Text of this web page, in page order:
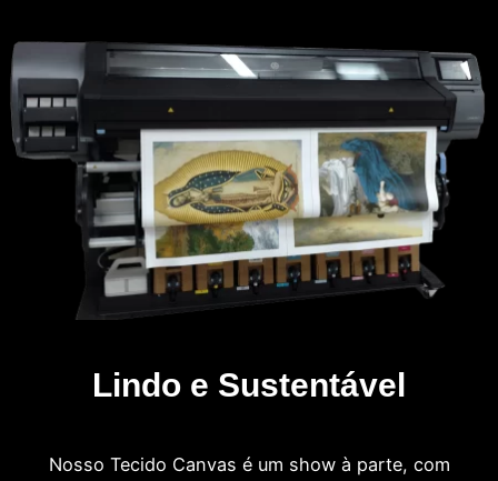
Lindo e Sustentável
Nosso Tecido Canvas é um show à parte, com